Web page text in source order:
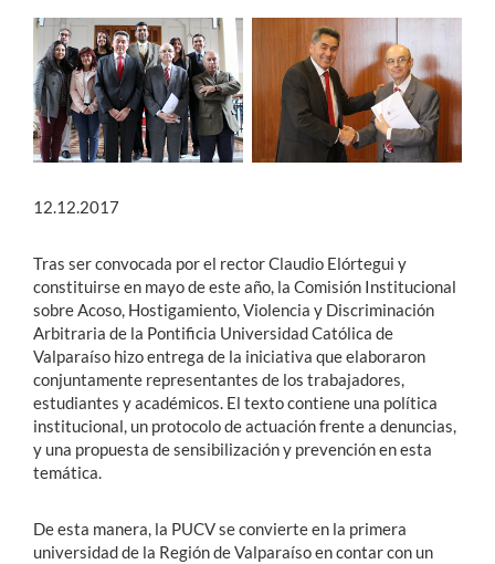
English
12.12.2017
Tras ser convocada por el rector Claudio Elórtegui y
constituirse en mayo de este año, la Comisión Institucional
sobre Acoso, Hostigamiento, Violencia y Discriminación
Arbitraria de la Pontificia Universidad Católica de
Valparaíso hizo entrega de la iniciativa que elaboraron
conjuntamente representantes de los trabajadores,
estudiantes y académicos. El texto contiene una política
institucional, un protocolo de actuación frente a denuncias,
y una propuesta de sensibilización y prevención en esta
temática.
De esta manera, la PUCV se convierte en la primera
universidad de la Región de Valparaíso en contar con un